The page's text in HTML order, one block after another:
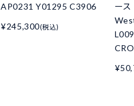
AP0231 Y01295 C3906
¥245,300(税込)
ー